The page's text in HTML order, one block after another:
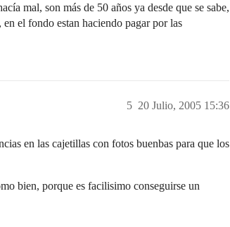
mal, son más de 50 años ya desde que se sabe,
el fondo estan haciendo pagar por las
20 Julio, 2005 15:36
5
en las cajetillas con fotos buenbas para que los
bien, porque es facilisimo conseguirse un